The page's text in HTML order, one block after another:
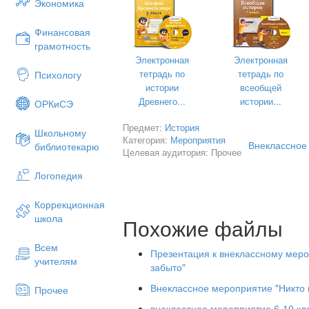
Экономика
Финансовая
грамотность
Психологу
ОРКиСЭ
Школьному
библиотекарю
Логопедия
Коррекционная
школа
Всем
учителям
Прочее
Название тяжелого
Вооруженная борьба между
либо цели (ВОЙНА)
Изоляция города или
внешним миром (БЛОКАДА)
Какой род войск называли
Народное название
(КАТЮША)
Стремительное нападение
Перевод вооруженных сил
Старый воин (ВЕТЕРАН)
Подписание побежденным
Электронная
тетрадь по
истории
Древнего...
Электронная
тетрадь по
всеобщей
истории...
Предмет: История
Категория: Мероприятия
Целевая аудитория: Прочее
Похожие файлы
Презентация к внеклассному
забыто"
Внеклассное мероприятие